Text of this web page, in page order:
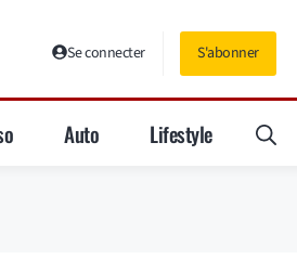
Se connecter S'abonner
Auto Lifestyle